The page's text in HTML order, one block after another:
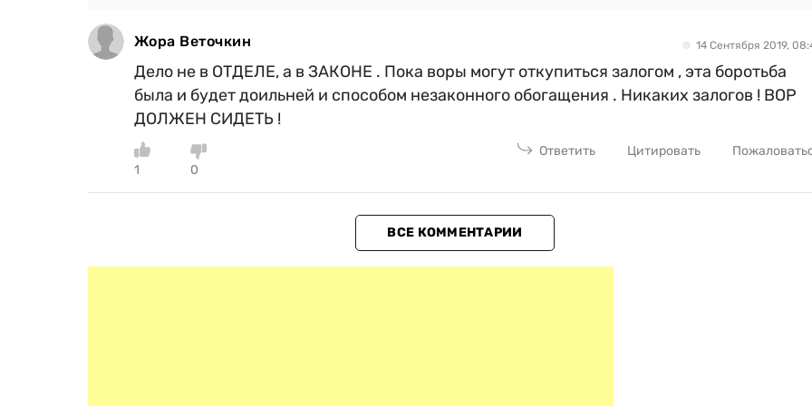
Жора Веточкин 14 Сентября 2019,
Дело не в ОТДЕЛЕ, а в ЗАКОНЕ . Пока воры могут откупиться залогом , эта боротьба
была и будет доильней и способом незаконного обогащения . Никаких залогов ! ВОР
ДОЛЖЕН СИДЕТЬ !
1 0
Ответить Цитировать
ВСЕ КОММЕНТАРИИ